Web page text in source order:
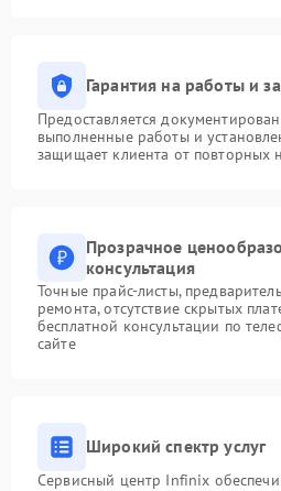
Гарантия на работы и
Предоставляется
выполненные работы и
защищает клиента от повторных
Прозрачное
консультация
Точные прайс-листы,
ремонта, отсутствие скрытых
бесплатной консультации по
сайте
Широкий спектр услуг
Сервисный центр Infinix